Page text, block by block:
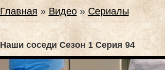
Главная »Видео» Сериалы
Наши соседи Сезон 1 Серия 94